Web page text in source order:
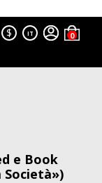
$ IT
e Book
Società»)